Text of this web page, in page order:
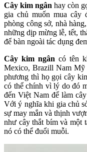
Cây kim ngân hay còn
gia chủ muốn mua cây
phòng công sở, nhà
những dịp mừng lễ, tết,
để bàn ngoài tác dụng
Cây kim ngân có tên
Mexico, Brazill Nam
phương thì họ gọi cây
có thể chính vì lý do đó
đến Việt Nam để làm
Với ý nghĩa khi gia chủ
sự may mắn và thịnh
như cây thắt bím và một
nó có thể đuổi muỗi.